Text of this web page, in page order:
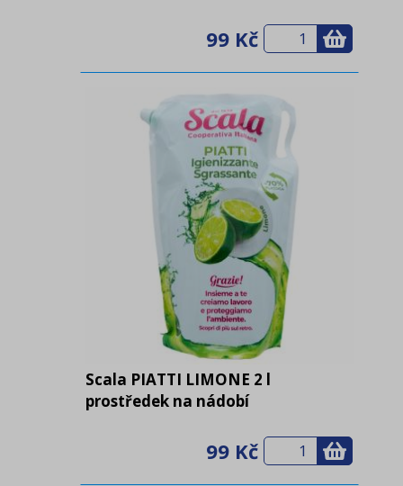
99 Kč
Scala PIATTI LIMONE 2 l
prostředek na nádobí
99 Kč